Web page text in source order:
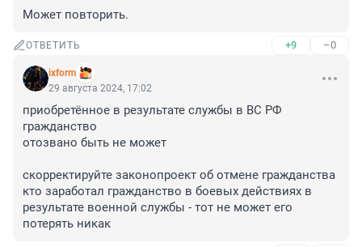
Может повторить.
ОТВЕТИТЬ +9 –0
ixform
29 августа 2024, 17:02
приобретённое в результате службы в ВС РФ
гражданство
отозвано быть не может
скорректируйте законопроект об отмене гражданства
кто заработал гражданство в боевых действиях в
результате военной службы - тот не может его
потерять никак